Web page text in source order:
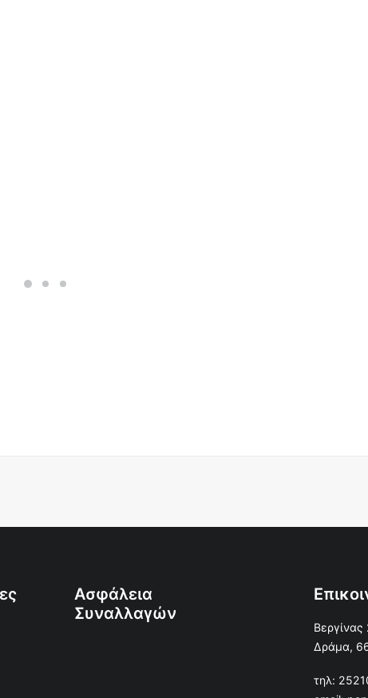
Ασφάλεια
Συναλλαγών
Βεργίνας
Δράμα,
τηλ: